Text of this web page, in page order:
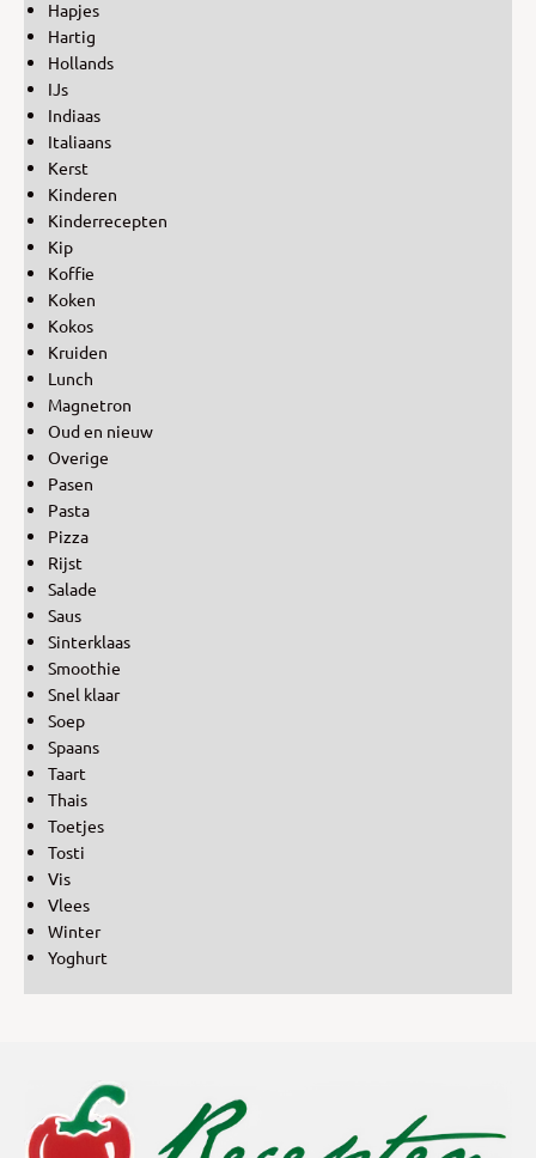
Hapjes
Hartig
Hollands
IJs
Indiaas
Italiaans
Kerst
Kinderen
Kinderrecepten
Kip
Koffie
Koken
Kokos
Kruiden
Lunch
Magnetron
Oud en nieuw
Overige
Pasen
Pasta
Pizza
Rijst
Salade
Saus
Sinterklaas
Smoothie
Snel klaar
Soep
Spaans
Taart
Thais
Toetjes
Tosti
Vis
Vlees
Winter
Yoghurt